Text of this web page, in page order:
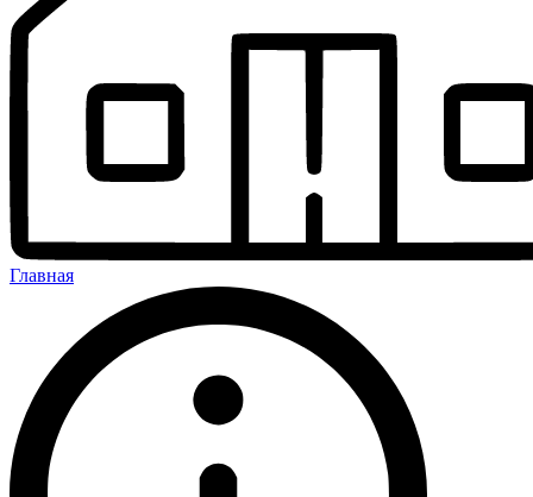
Главная